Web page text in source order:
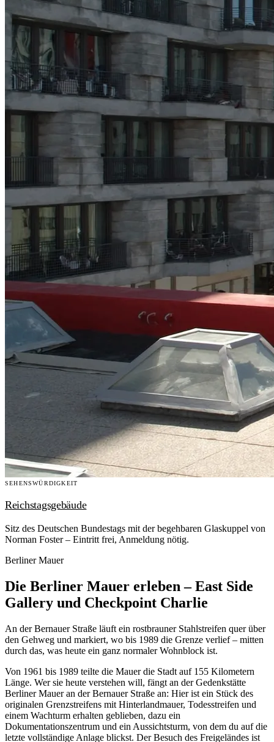
SEHENSWÜRDIGKEIT
Reichstagsgebäude
Sitz des Deutschen Bundestags mit der begehbaren Glaskuppel von
Norman Foster – Eintritt frei, Anmeldung nötig.
Berliner Mauer
Die Berliner Mauer erleben – East Side
Gallery und Checkpoint Charlie
An der Bernauer Straße läuft ein rostbrauner Stahlstreifen quer über
den Gehweg und markiert, wo bis 1989 die Grenze verlief – mitten
durch das, was heute ein ganz normaler Wohnblock ist.
Von 1961 bis 1989 teilte die Mauer die Stadt auf 155 Kilometern
Länge. Wer sie heute verstehen will, fängt an der Gedenkstätte
Berliner Mauer an der Bernauer Straße an: Hier ist ein Stück des
originalen Grenzstreifens mit Hinterlandmauer, Todesstreifen und
einem Wachturm erhalten geblieben, dazu ein
Dokumentationszentrum und ein Aussichtsturm, von dem du auf die
letzte vollständige Anlage blickst. Der Besuch des Freigeländes ist